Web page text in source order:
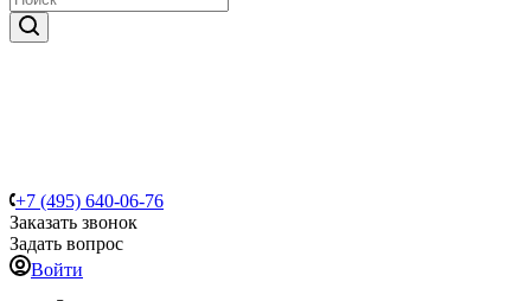
+7 (495) 640-06-76
Заказать звонок
Задать вопрос
Войти